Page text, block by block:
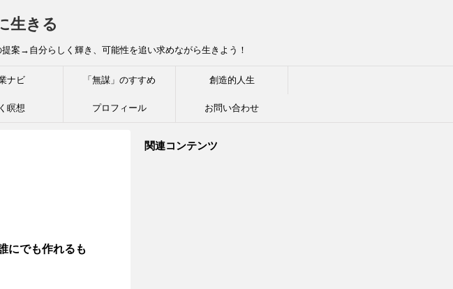
生きる
案→自分らしく輝き、可能性を追い求めながら生きよう！
ナビ 「無謀」のすすめ 創造的人生
瞑想 プロフィール お問い合わせ
にでも作れるも
関連コンテンツ